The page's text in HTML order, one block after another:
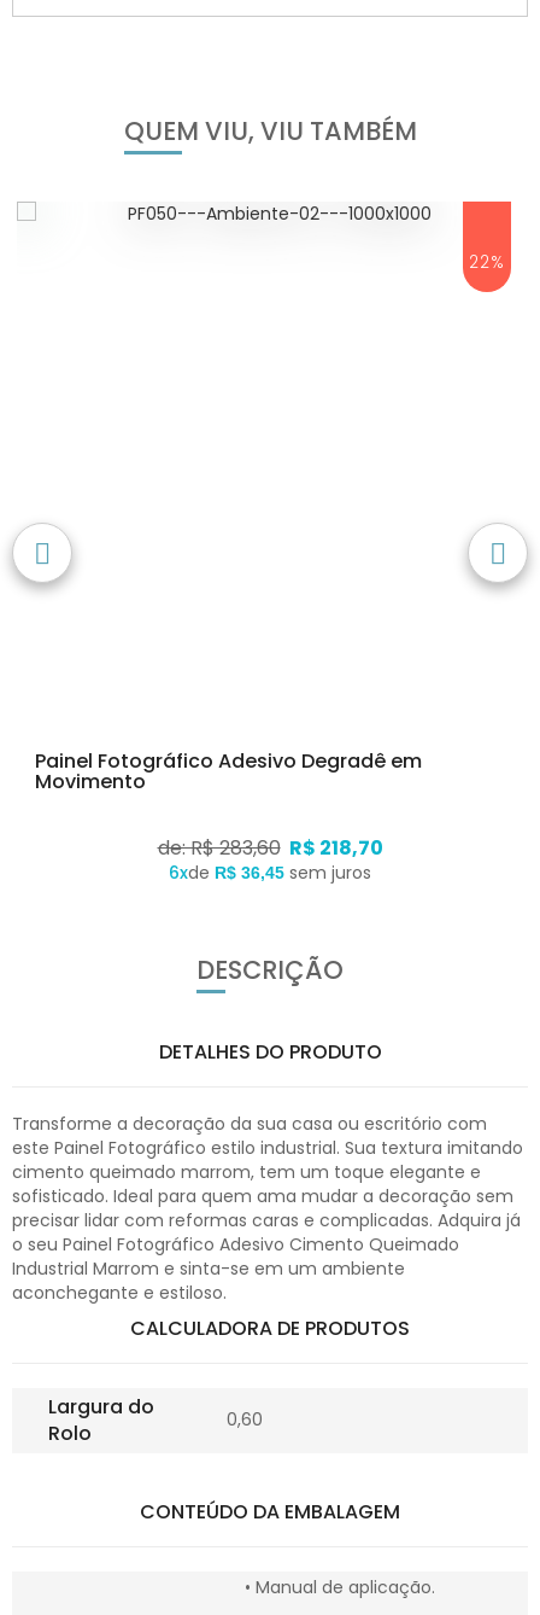
QUEM VIU, VIU TAMBÉM
22%
Painel Fotográfico Adesivo Degradê em
Movimento
de: R$ 283,60 R$ 218,70
6xde R$ 36,45 sem juros
DESCRIÇÃO
DETALHES DO PRODUTO
Transforme a decoração da sua casa ou escritório com
este Painel Fotográfico estilo industrial. Sua textura imitando
cimento queimado marrom, tem um toque elegante e
sofisticado. Ideal para quem ama mudar a decoração sem
precisar lidar com reformas caras e complicadas. Adquira já
o seu Painel Fotográfico Adesivo Cimento Queimado
Industrial Marrom e sinta-se em um ambiente
aconchegante e estiloso.
CALCULADORA DE PRODUTOS
Largura do
Rolo
0,60
CONTEÚDO DA EMBALAGEM
• Manual de aplicação.